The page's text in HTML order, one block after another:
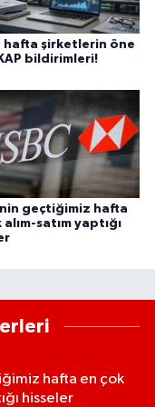
hafta şirketlerin öne
bildirimleri!
geçtiğimiz hafta
alım-satım yaptığı
hafta en çok
hisseler